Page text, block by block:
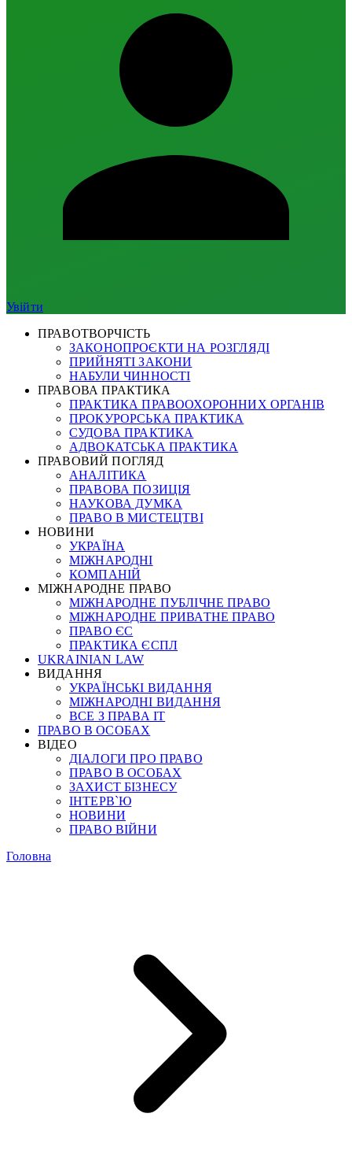
Увійти
ПРАВОТВОРЧІСТЬ
ЗАКОНОПРОЄКТИ НА РОЗГЛЯДІ
ПРИЙНЯТІ ЗАКОНИ
НАБУЛИ ЧИННОСТІ
ПРАВОВА ПРАКТИКА
ПРАКТИКА ПРАВООХОРОННИХ ОРГАНІВ
ПРОКУРОРСЬКА ПРАКТИКА
СУДОВА ПРАКТИКА
АДВОКАТСЬКА ПРАКТИКА
ПРАВОВИЙ ПОГЛЯД
АНАЛІТИКА
ПРАВОВА ПОЗИЦІЯ
НАУКОВА ДУМКА
ПРАВО В МИСТЕЦТВІ
НОВИНИ
УКРАЇНА
МІЖНАРОДНІ
КОМПАНІЙ
МІЖНАРОДНЕ ПРАВО
МІЖНАРОДНЕ ПУБЛІЧНЕ ПРАВО
МІЖНАРОДНЕ ПРИВАТНЕ ПРАВО
ПРАВО ЄС
ПРАКТИКА ЄСПЛ
UKRAINIAN LAW
ВИДАННЯ
УКРАЇНСЬКІ ВИДАННЯ
МІЖНАРОДНІ ВИДАННЯ
ВСЕ З ПРАВА ІТ
ПРАВО В ОСОБАХ
ВІДЕО
ДІАЛОГИ ПРО ПРАВО
ПРАВО В ОСОБАХ
ЗАХИСТ БІЗНЕСУ
ІНТЕРВ`Ю
НОВИНИ
ПРАВО ВІЙНИ
Головна